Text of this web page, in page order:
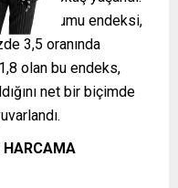
durumu endeksi,
3,5 oranında
olan bu endeks,
net bir biçimde
HARCAMA